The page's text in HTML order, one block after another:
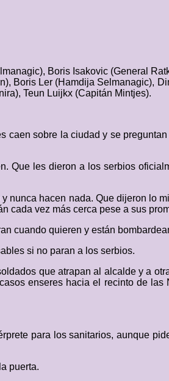
Boris Isakovic (General
Boris Ler (Hamdija Selmanagic),
Teun Luijkx (Capitán Mintjes).
caen sobre la ciudad y se
Que les dieron a los serbios
hacen nada. Que dijeron lo
cada vez más cerca pese a sus
cuando quieren y están
si no paran a los serbios.
que atrapan al alcalde y a
enseres hacia el recinto de
para los sanitarios, aunque
puerta.